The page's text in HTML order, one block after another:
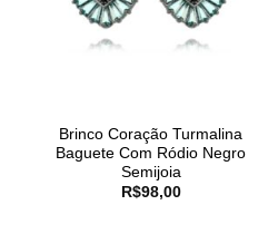
Brinco Coração Turmalina
Baguete Com Ródio Negro
Semijoia
R$98,00